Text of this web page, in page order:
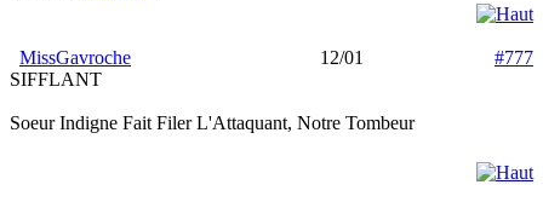
MissGavroche 12/01
#777
SIFFLANT
Soeur Indigne Fait Filer L'Attaquant, Notre Tombeur